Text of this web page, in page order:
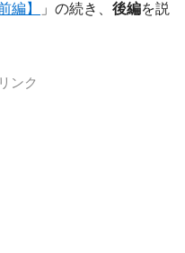
編】
」の続き、 後編を説
ンク